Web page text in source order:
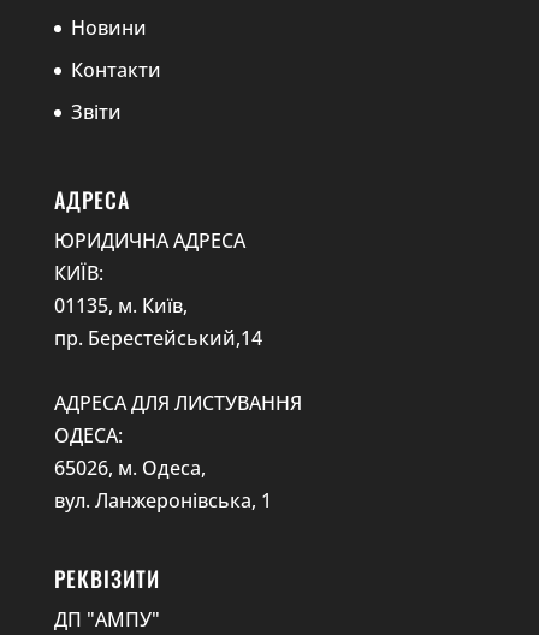
Новини
Контакти
Звіти
АДРЕСА
ЮРИДИЧНА АДРЕСА
КИЇВ:
01135, м. Київ,
пр. Берестейський,14
АДРЕСА ДЛЯ ЛИСТУВАННЯ
ОДЕСА:
65026, м. Одеса,
вул. Ланжеронівська, 1
РЕКВІЗИТИ
ДП "АМПУ"